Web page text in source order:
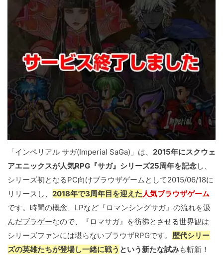
「インペリアル サガ(Imperial SaGa)」は、 2015年にスクウェ
アエニックスが人気RPG『サガ』シリーズ25周年を記念し、
シリーズ初となるPC向けブラウザゲームとして2015/06/18に
リリースし、 2018年で3周年目を迎えた人気ブラウザゲーム
です。 時間の概念、LPなど『ロマンシングサガ』の流れを汲
んだブラゲーなので、『ロマサガ』を彷彿とさせる世界観は
シリーズファンには堪らないブラウザRPGです。 歴代シリー
ズの英雄たちが登場し一緒に戦う という新たな試みも斬新！